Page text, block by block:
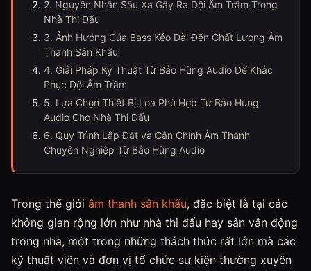
2. Nguyên Nhân Sâu Xa Gây Ra Dội Âm Trầm Trong
Nhà Thi Đấu
3. Ảnh Hưởng Của Bass Kéo Dài Đến Chất Lượng Âm
Thanh Sân Khấu
4. Giải Pháp Kỹ Thuật Từ Bảo Hùng Audio Để Khắc
Phục Dội Âm Trầm
5. Lựa Chọn Thiết Bị Loa Phù Hợp Từ Bảo Hùng
Audio Cho Nhà Thi Đấu
6. Quy Trình Lắp Đặt và Cân Chỉnh Âm Thanh
Chuyên Nghiệp Từ Bảo Hùng Audio
Trong thế giới âm thanh sân khấu, đặc biệt là tại các
không gian rộng lớn như nhà thi đấu hay sân vận động
trong nhà, một trong những thách thức rất lớn mà các
kỹ thuật viên và đơn vị tổ chức sự kiện thường xuyên